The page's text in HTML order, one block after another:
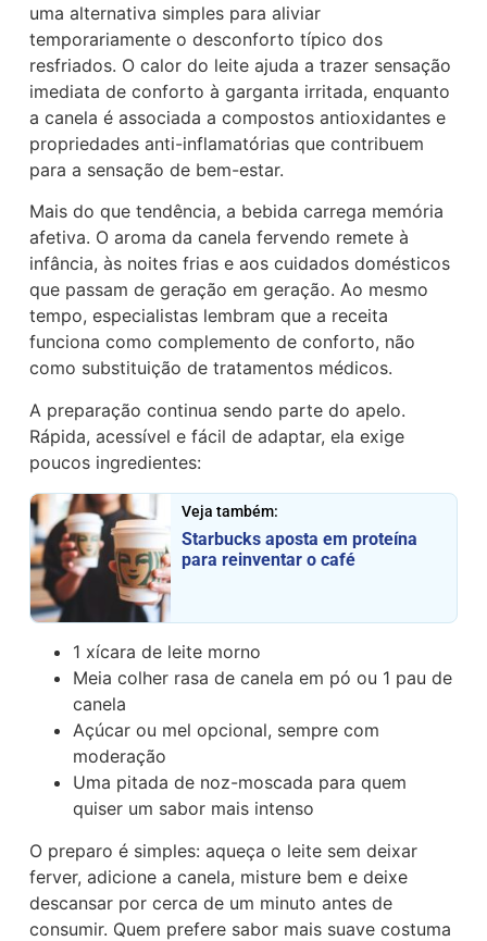
uma alternativa simples para aliviar
temporariamente o desconforto típico dos
resfriados. O calor do leite ajuda a trazer sensação
imediata de conforto à garganta irritada, enquanto
a canela é associada a compostos antioxidantes e
propriedades anti-inflamatórias que contribuem
para a sensação de bem-estar.
Mais do que tendência, a bebida carrega memória
afetiva. O aroma da canela fervendo remete à
infância, às noites frias e aos cuidados domésticos
que passam de geração em geração. Ao mesmo
tempo, especialistas lembram que a receita
funciona como complemento de conforto, não
como substituição de tratamentos médicos.
A preparação continua sendo parte do apelo.
Rápida, acessível e fácil de adaptar, ela exige
poucos ingredientes:
Veja também:
Starbucks aposta em proteína
para reinventar o café
1 xícara de leite morno
Meia colher rasa de canela em pó ou 1 pau de
canela
Açúcar ou mel opcional, sempre com
moderação
Uma pitada de noz-moscada para quem
quiser um sabor mais intenso
O preparo é simples: aqueça o leite sem deixar
ferver, adicione a canela, misture bem e deixe
descansar por cerca de um minuto antes de
consumir. Quem prefere sabor mais suave costuma